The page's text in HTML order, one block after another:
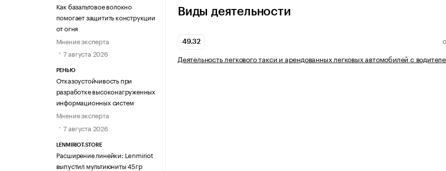
Как базальтовое волокно
помогает защитить конструкции
от огня
Мнение эксперта
7 августа 2026
РЕНЬЮ
Отказоустойчивость при
разработке высоконагруженных
информационных систем
Мнение эксперта
7 августа 2026
LENMIRIOT.STORE
Расширение линейки: Lenmiriot
выпустил мультиюниты 45гр
Виды деятельности
49.32
Деятельность легкового такси и арендованных легковых автомобилей с